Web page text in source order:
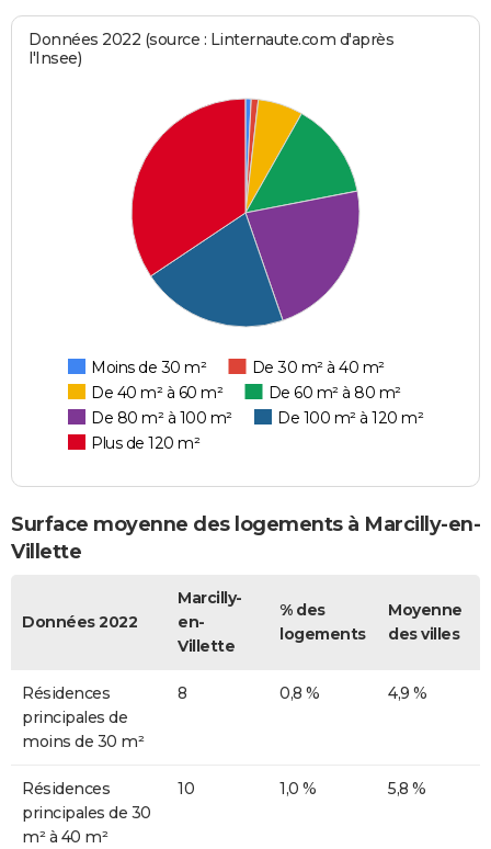
Données 2022 (source : Linternaute.com d'après
l'Insee)
Moins de 30 m²
De 30 m² à 40 m²
De 40 m² à 60 m²
De 60 m² à 80 m²
De 80 m² à 100 m²
De 100 m² à 120 m²
Plus de 120 m²
Surface moyenne des logements à Marcilly-en-
Villette
Données 2022
Marcilly-
en-
Villette
% des
logements
Moyenne
des villes
Résidences
principales de
moins de 30 m²
8 0,8 % 4,9 %
Résidences
principales de 30
m² à 40 m²
10 1,0 % 5,8 %